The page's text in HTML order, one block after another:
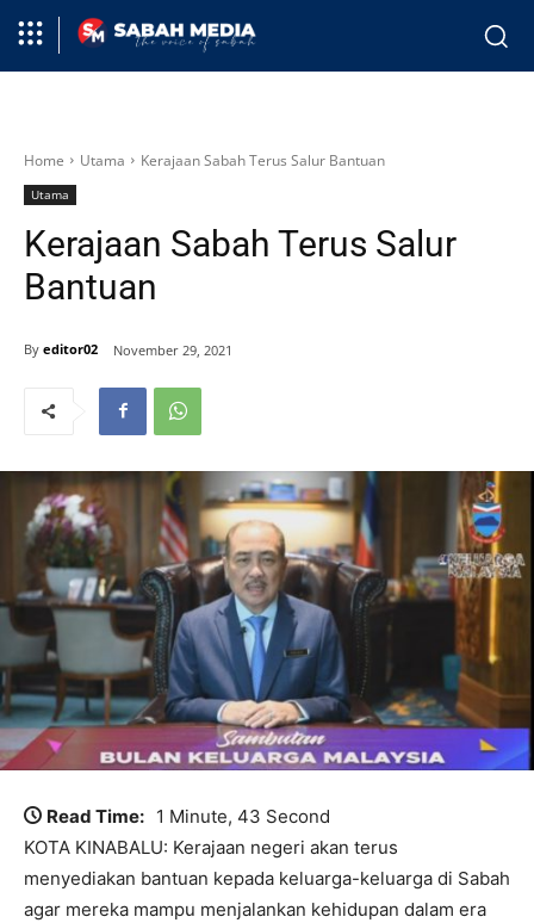
Home Utama Kerajaan Sabah Terus Salur Bantuan
Utama
Kerajaan Sabah Terus Salur
Bantuan
By editor02 November 29, 2021
Read Time: 1 Minute, 43 Second
KOTA KINABALU: Kerajaan negeri akan terus
menyediakan bantuan kepada keluarga-keluarga di Sabah
agar mereka mampu menjalankan kehidupan dalam era